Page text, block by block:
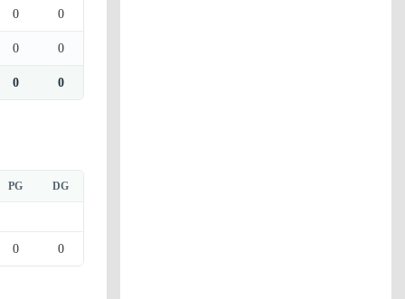
0 0
0 0
0 0
PG DG
0 0